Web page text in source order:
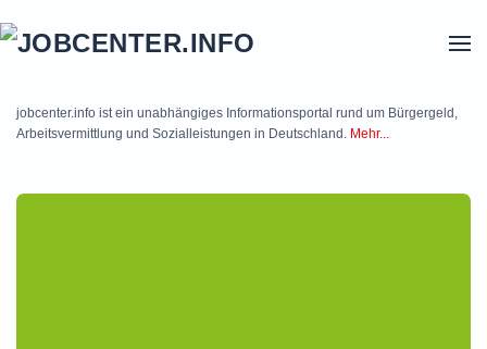
jobcenter.info ist ein unabhängiges Informationsportal rund um Bürgergeld,
Arbeitsvermittlung und Sozialleistungen in Deutschland. Mehr...